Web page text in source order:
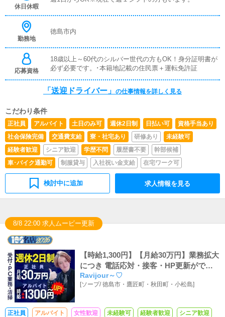
休日休暇
勤務地
徳島市内
応募資格
18歳以上～60代のシルバー世代の方もOK！身分証明書が
必ず必要です。･本籍地記載の住民票＋運転免許証
「送迎ドライバー」 の仕事情報を詳しく見る
こだわり条件
正社員 アルバイト 土日のみ可 週休2日制 日払い可
資格手当あり
社会保険完備
交通費支給 寮・社宅あり 研修あり
未経験可
経験者歓迎
シニア歓迎 学歴不問 履歴書不要
幹部候補
車･バイク通勤可
制服貸与 入社祝い金支給 在宅ワーク可
検討中に追加 求人情報を見る
8/8 22:00 求人ムービー更新
【時給1,300円】【月給30万円】業務拡大
につき 電話応対・接客・HP更新ができ
るスーパーアルバイトスタッフ・正社員
募集
Ravijour～♡
[ソープ/徳島市・鷹匠町・秋田町・小松島]
正社員 アルバイト 女性歓迎 未経験可 経験者歓迎
シニア歓迎